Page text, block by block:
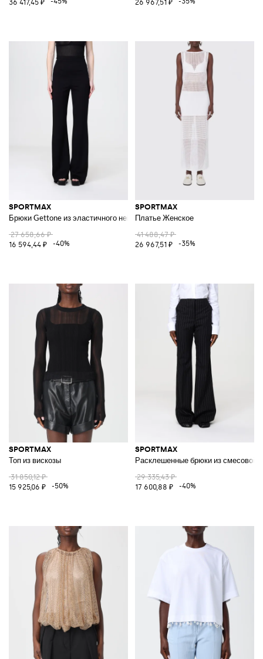
36 417,45 ₽
26 967,51 ₽
SPORTMAX
Брюки Gettone из эластичного нейлона
27 658,66 ₽
16 594,44 ₽
-40%
SPORTMAX
Платье Женское
41 488,47 ₽
26 967,51 ₽
-35%
SPORTMAX
Топ из вискозы
31 850,12 ₽
15 925,06 ₽
-50%
SPORTMAX
Расклешенные брюки из смесовой
29 335,43 ₽
17 600,88 ₽
-40%